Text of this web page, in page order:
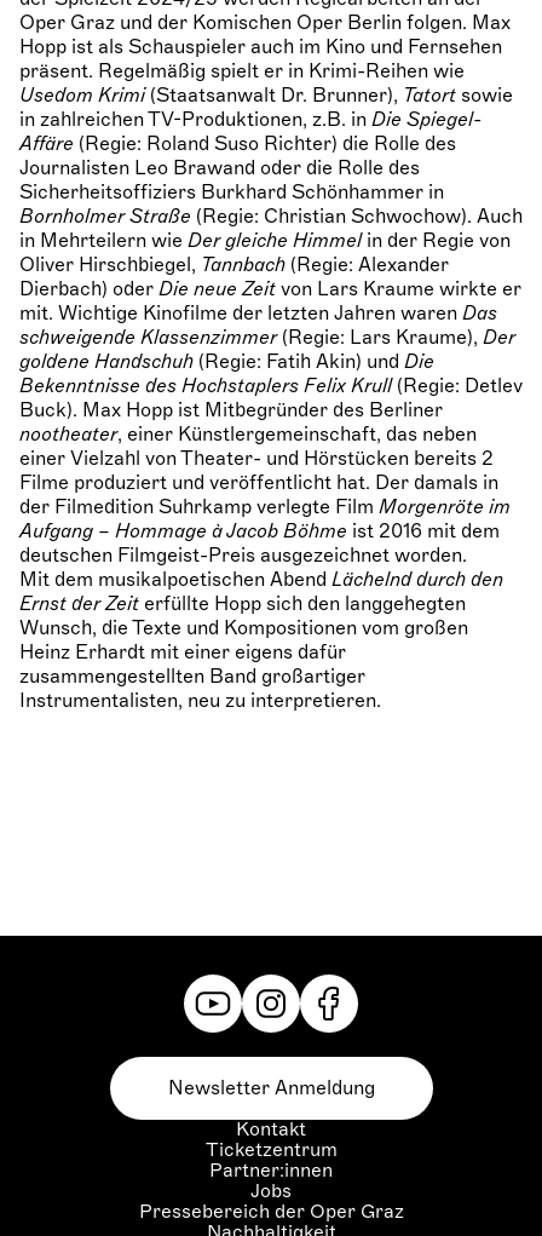
Oper Graz und der Komischen Oper Berlin folgen. Max
Hopp ist als Schauspieler auch im Kino und Fernsehen
präsent. Regelmäßig spielt er in Krimi-Reihen wie
Usedom Krimi(Staatsanwalt Dr. Brunner), Tatort sowie
in zahlreichen TV-Produktionen, z.B. in Die Spiegel-
Affäre (Regie: Roland Suso Richter) die Rolle des
Journalisten Leo Brawand oder die Rolle des
Sicherheitsoffiziers Burkhard Schönhammer in
Bornholmer Straße (Regie: Christian Schwochow). Auch
in Mehrteilern wie Der gleiche Himmelin der Regie von
Oliver Hirschbiegel, Tannbach (Regie: Alexander
Dierbach) oder Die neue Zeit von Lars Kraume wirkte er
mit. Wichtige Kinofilme der letzten Jahren waren Das
schweigende Klassenzimmer(Regie: Lars Kraume), Der
goldene Handschuh (Regie: Fatih Akin) und Die
Bekenntnisse des Hochstaplers Felix Krull(Regie: Detlev
Buck). Max Hopp ist Mitbegründer des Berliner
nootheater, einer Künstlergemeinschaft, das neben
einer Vielzahl von Theater- und Hörstücken bereits 2
Filme produziert und veröffentlicht hat. Der damals in
der Filmedition Suhrkamp verlegte Film Morgenröte im
Aufgang – Hommage à Jacob Böhme ist 2016 mit dem
deutschen Filmgeist-Preis ausgezeichnet worden.
Mit dem musikalpoetischen Abend Lächelnd durch den
Ernst der Zeit erfüllte Hopp sich den langgehegten
Wunsch, die Texte und Kompositionen vom großen
Heinz Erhardt mit einer eigens dafür
zusammengestellten Band großartiger
Instrumentalisten, neu zu interpretieren.
Kontakt
Ticketzentrum
Partner:innen
Jobs
Pressebereich der Oper Graz
Newsletter Anmeldung